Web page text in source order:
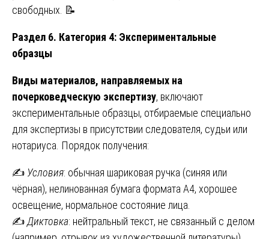
свободных. 📝
Раздел 6. Категория 4: Экспериментальные
образцы
Виды материалов, направляемых на
почерковедческую экспертизу, включают
экспериментальные образцы, отбираемые специально
для экспертизы в присутствии следователя, судьи или
нотариуса. Порядок получения:
✍️ Условия: обычная шариковая ручка (синяя или
чёрная), нелинованная бумага формата А4, хорошее
освещение, нормальное состояние лица.
✍️ Диктовка: нейтральный текст, не связанный с делом